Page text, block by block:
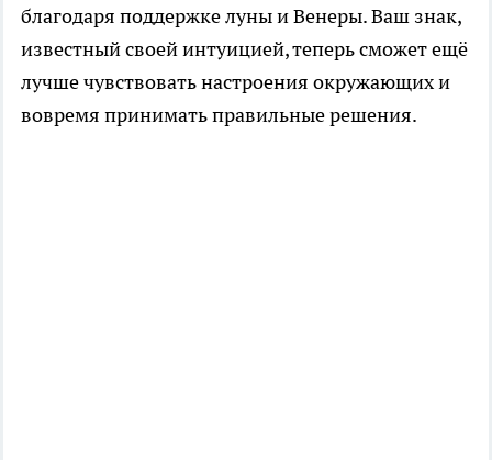
благодаря поддержке луны и Венеры. Ваш знак,
известный своей интуицией, теперь сможет ещё
лучше чувствовать настроения окружающих и
вовремя принимать правильные решения.